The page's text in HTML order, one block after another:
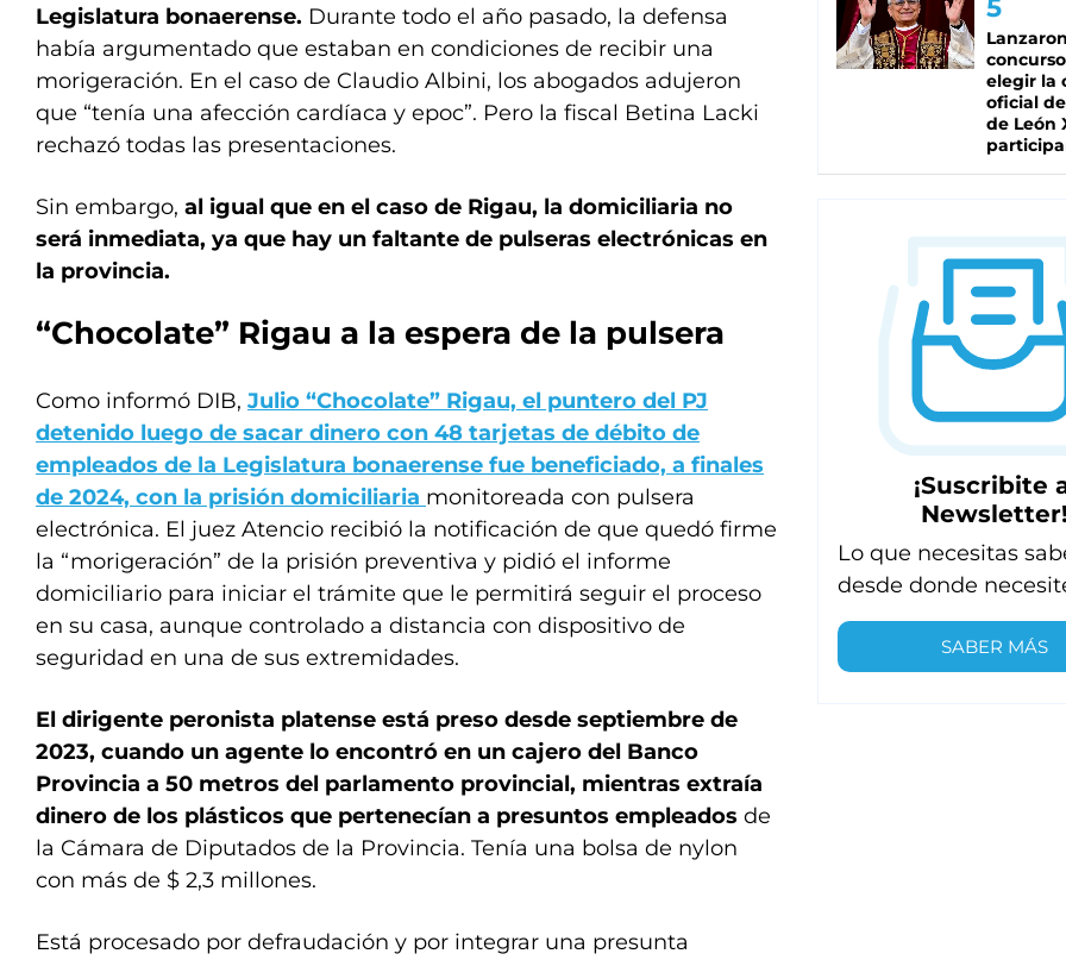
Legislatura bonaerense. Durante todo el año pasado, la defensa
había argumentado que estaban en condiciones de recibir una
morigeración. En el caso de Claudio Albini, los abogados adujeron
que “tenía una afección cardíaca y epoc”. Pero la fiscal Betina Lacki
rechazó todas las presentaciones.
Sin embargo, al igual que en el caso de Rigau, la domiciliaria no
será inmediata, ya que hay un faltante de pulseras electrónicas en
la provincia.
“Chocolate” Rigau a la espera de la pulsera
Como informó DIB, Julio “Chocolate” Rigau, el puntero del PJ
detenido luego de sacar dinero con 48 tarjetas de débito de
empleados de la Legislatura bonaerense fue beneficiado, a finales
de 2024, con la prisión domiciliaria monitoreada con pulsera
electrónica. El juez Atencio recibió la notificación de que quedó firme
la “morigeración” de la prisión preventiva y pidió el informe
domiciliario para iniciar el trámite que le permitirá seguir el proceso
en su casa, aunque controlado a distancia con dispositivo de
seguridad en una de sus extremidades.
El dirigente peronista platense está preso desde septiembre de
2023, cuando un agente lo encontró en un cajero del Banco
Provincia a 50 metros del parlamento provincial, mientras extraía
dinero de los plásticos que pertenecían a presuntos empleados de
la Cámara de Diputados de la Provincia. Tenía una bolsa de nylon
con más de $ 2,3 millones.
Está procesado por defraudación y por integrar una presunta
elegir la
oficial
de León
¡Suscribite
Newsletter!
Lo que necesitas
desde donde
SABER MÁS